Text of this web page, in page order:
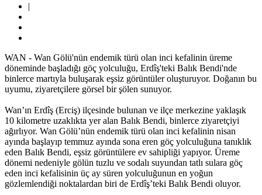
|
WAN - Wan Gölü'nün endemik türü olan inci kefalinin üreme
döneminde başladığı göç yolculuğu, Erdîş'teki Balık Bendi'nde
binlerce martıyla buluşarak eşsiz görüntüler oluşturuyor. Doğanın bu
uyumu, ziyaretçilere görsel bir şölen sunuyor.
Wan’ın Erdîş (Erciş) ilçesinde bulunan ve ilçe merkezine yaklaşık
10 kilometre uzaklıkta yer alan Balık Bendi, binlerce ziyaretçiyi
ağırlıyor. Wan Gölü’nün endemik türü olan inci kefalinin nisan
ayında başlayıp temmuz ayında sona eren göç yolculuğuna tanıklık
eden Balık Bendi, eşsiz görüntülere ev sahipliği yapıyor. Üreme
dönemi nedeniyle gölün tuzlu ve sodalı suyundan tatlı sulara göç
eden inci kefalisinin üç ay süren yolculuğunun en yoğun
gözlemlendiği noktalardan biri de Erdîş’teki Balık Bendi oluyor.